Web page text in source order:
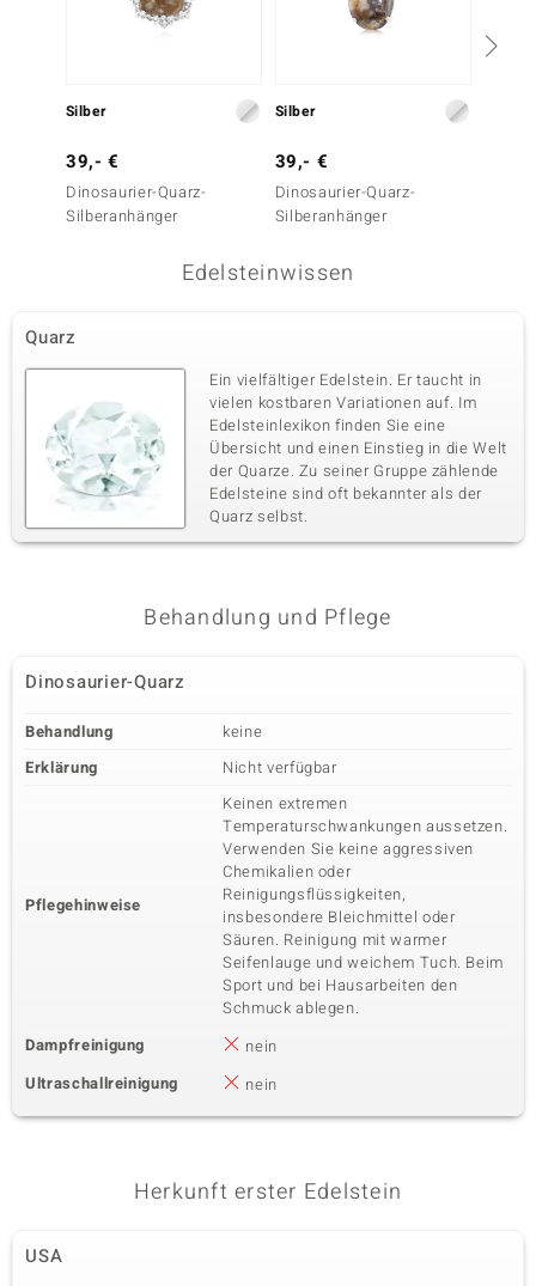
Silber
39,- €
Dinosaurier-Quarz-
Silberanhänger
Silber
39,- €
Dinosaurier-Quarz-
Silberanhänger
Edelsteinwissen
Quarz
Ein vielfältiger Edelstein. Er taucht in
vielen kostbaren Variationen auf. Im
Edelsteinlexikon finden Sie eine
Übersicht und einen Einstieg in die Welt
der Quarze. Zu seiner Gruppe zählende
Edelsteine sind oft bekannter als der
Quarz selbst.
Behandlung und Pflege
Dinosaurier-Quarz
Behandlung
keine
Erklärung
Nicht verfügbar
Pflegehinweise
Keinen extremen
Temperaturschwankungen aussetzen.
Verwenden Sie keine aggressiven
Chemikalien oder
Reinigungsflüssigkeiten,
insbesondere Bleichmittel oder
Säuren. Reinigung mit warmer
Seifenlauge und weichem Tuch. Beim
Sport und bei Hausarbeiten den
Schmuck ablegen.
Dampfreinigung
nein
Ultraschallreinigung
nein
Herkunft erster Edelstein
USA